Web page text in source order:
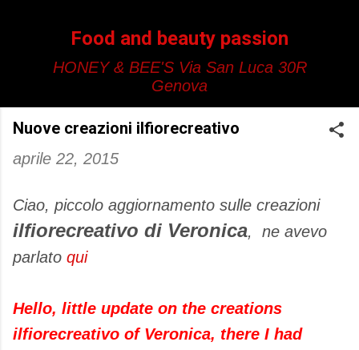
Food and beauty passion
HONEY & BEE'S Via San Luca 30R
Genova
Nuove creazioni ilfiorecreativo
aprile 22, 2015
Ciao, piccolo aggiornamento sulle creazioni
ilfiorecreativo di Veronica, ne avevo
parlato qui
Hello, little update on the creations
ilfiorecreativo of Veronica, there I had